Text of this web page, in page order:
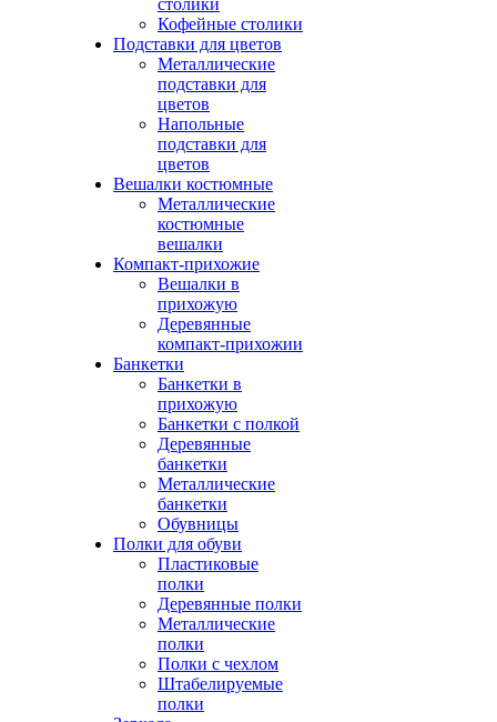
столики
Кофейные столики
Подставки для цветов
Металлические
подставки для
цветов
Напольные
подставки для
цветов
Вешалки костюмные
Металлические
костюмные
вешалки
Компакт-прихожие
Вешалки в
прихожую
Деревянные
компакт-прихожии
Банкетки
Банкетки в
прихожую
Банкетки с полкой
Деревянные
банкетки
Металлические
банкетки
Обувницы
Полки для обуви
Пластиковые
полки
Деревянные полки
Металлические
полки
Полки с чехлом
Штабелируемые
полки